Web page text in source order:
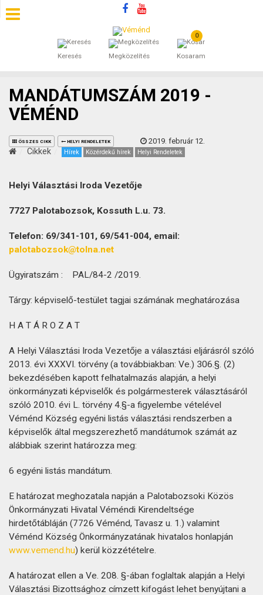
Keresés Megközelítés
0
Kosaram
SZÁLLÁSOK
ÁLTALÁNOS SZERZŐDÉSI FELTÉTELEK
KINCSES BARANYA VÉMÉND
MANDÁTUMSZÁM 2019 -
VÉMÉND
ÖSSZES CIKK HELYI RENDELETEK 2019. február 12.
Cikkek Hírek Közérdekű hírek Helyi Rendeletek
Helyi Választási Iroda Vezetője
7727 Palotabozsok, Kossuth L.u. 73.
Telefon: 69/341-101, 69/541-004, email:
palotabozsok@tolna.net
Ügyiratszám : PAL/84-2 /2019.
Tárgy: képviselő-testület tagjai számának meghatározása
H A T Á R O Z A T
A Helyi Választási Iroda Vezetője a választási eljárásról szóló
2013. évi XXXVI. törvény (a továbbiakban: Ve.) 306.§. (2)
bekezdésében kapott felhatalmazás alapján, a helyi
önkormányzati képviselők és polgármesterek választásáról
szóló 2010. évi L. törvény 4.§-a figyelembe vételével
Véménd Község egyéni listás választási rendszerben a
képviselők által megszerezhető mandátumok számát az
alábbiak szerint határozza meg:
6 egyéni listás mandátum.
E határozat meghozatala napján a Palotabozsoki Közös
Önkormányzati Hivatal Véméndi Kirendeltsége
hirdetőtábláján (7726 Véménd, Tavasz u. 1.) valamint
Véménd Község Önkormányzatának hivatalos honlapján
www.vemend.hu) kerül közzétételre.
A határozat ellen a Ve. 208. §-ában foglaltak alapján a Helyi
Választási Bizottsághoz címzett kifogást lehet benyújtani a